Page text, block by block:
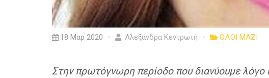
18 Μαρ 2020 Αλεξάνδρα Κεντρωτή ΟΛΟΙ ΜΑΖΙ
Στην πρωτόγνωρη περίοδο που διανύουμε λόγο